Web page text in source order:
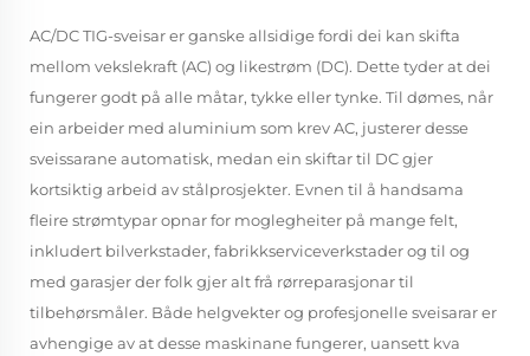
AC/DC TIG-sveisar er ganske allsidige fordi dei kan skifta
mellom vekslekraft (AC) og likestrøm (DC). Dette tyder at dei
fungerer godt på alle måtar, tykke eller tynke. Til dømes, når
ein arbeider med aluminium som krev AC, justerer desse
sveissarane automatisk, medan ein skiftar til DC gjer
kortsiktig arbeid av stålprosjekter. Evnen til å handsama
fleire strømtypar opnar for moglegheiter på mange felt,
inkludert bilverkstader, fabrikkserviceverkstader og til og
med garasjer der folk gjer alt frå rørreparasjonar til
tilbehørsmåler. Både helgvekter og profesjonelle sveisarar er
avhengige av at desse maskinane fungerer, uansett kva